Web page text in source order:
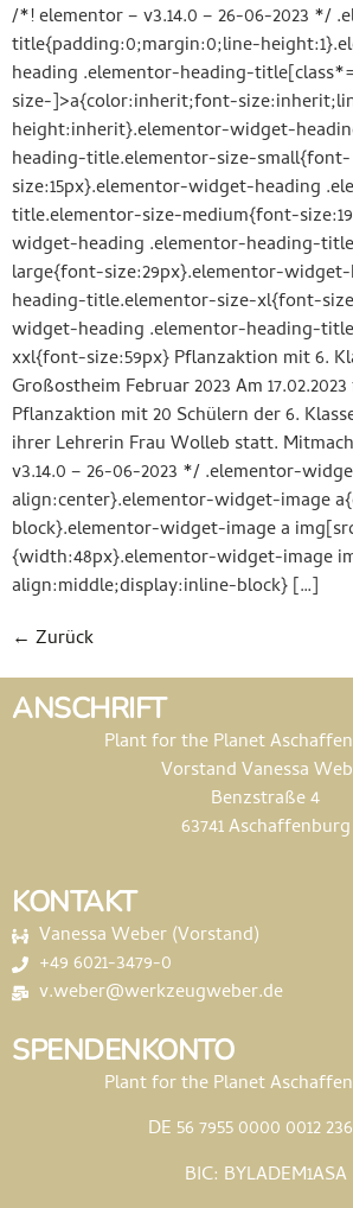
/*! elementor – v3.14.0 – 26-06-2023 */
title{padding:0;margin:0;line-
heading .elementor-heading-
size-]>a{color:inherit;font-
height:inherit}.elementor-widget-
heading-title.elementor-size-small{font-
size:15px}.elementor-widget-heading
title.elementor-size-medium{font-
widget-heading .elementor-heading-
large{font-size:29px}.elementor-
heading-title.elementor-size-xl{font-
widget-heading .elementor-heading-
xxl{font-size:59px} Pflanzaktion mit 6.
Großostheim Februar 2023 Am
Pflanzaktion mit 20 Schülern der 6.
ihrer Lehrerin Frau Wolleb statt.
v3.14.0 – 26-06-2023 */ .elementor-
align:center}.elementor-widget-image
block}.elementor-widget-image a
{width:48px}.elementor-widget-image
align:middle;display:inline-block} […]
← Zurück
ANSCHRIFT
Plant for the Planet
Vorstand Vanessa
Benzstraße 4
63741 Aschaffenburg
KONTAKT
Vanessa Weber (Vorstand)
+49 6021-3479-0
v.weber@werkzeugweber.de
SPENDENKONTO
Plant for the Planet
DE 56 7955 0000 0012
BIC: BYLADEM1ASA